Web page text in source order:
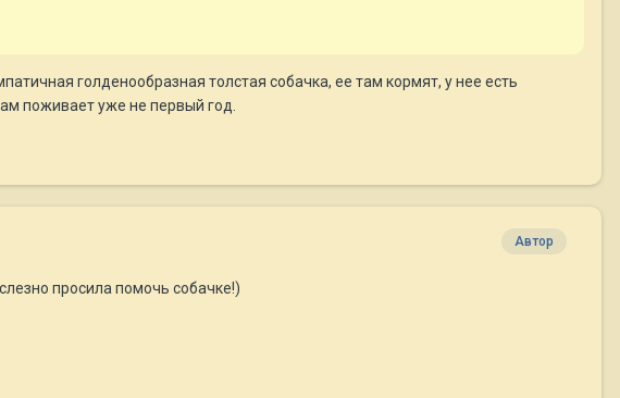
голденообразная толстая собачка, ее там кормят, у нее есть
поживает уже не первый год.
Автор
просила помочь собачке!)